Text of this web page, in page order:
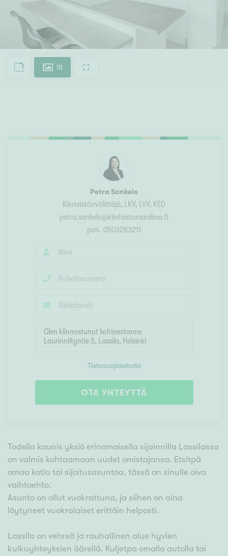
18
Petra Sankelo
Kiinteistönvälittäjä, LKV, LVV, KED
petra.sankelo@kiinteistomaailma.fi
puh. 0503283211
Tietosuojaseloste
OTA YHTEYTTÄ
Todella kaunis yksiö erinomaisella sijainnilla Lassilassa
on valmis kohtaamaan uudet omistajansa. Etsitpä
omaa kotia tai sijoitusasuntoa, tässä on sinulle oiva
vaihtoehto.
Asunto on ollut vuokrattuna, ja siihen on aina
löytyneet vuokralaiset erittäin helposti.
Lassila on vehreä ja rauhallinen alue hyvien
kulkuyhteyksien äärellä. Kuljetpa omalla autolla tai